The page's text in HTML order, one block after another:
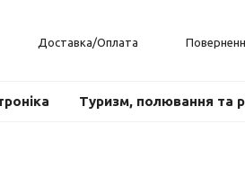
Доставка/Оплата
Туризм, полювання та